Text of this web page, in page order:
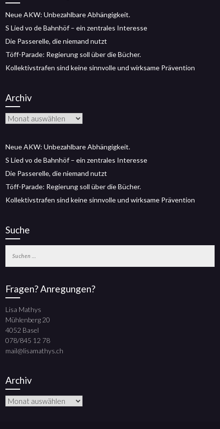
Neue AKW: Unbezahlbare Abhängigkeit.
S Lied vo de Bahnhöf – ein zentrales Interesse
Die Passerelle, die niemand nutzt
Töff-Parade: Regierung soll über die Bücher.
Kollektivstrafen sind keine sinnvolle und wirksame Prävention
Archiv
Archiv
Neue AKW: Unbezahlbare Abhängigkeit.
S Lied vo de Bahnhöf – ein zentrales Interesse
Die Passerelle, die niemand nutzt
Töff-Parade: Regierung soll über die Bücher.
Kollektivstrafen sind keine sinnvolle und wirksame Prävention
Suche
nach:
Fragen? Anregungen?
Lisa Mathys
Mühlenberg 20
4052 Basel
078/845 12 78
mail@lisamathys.ch
Archiv
Archiv